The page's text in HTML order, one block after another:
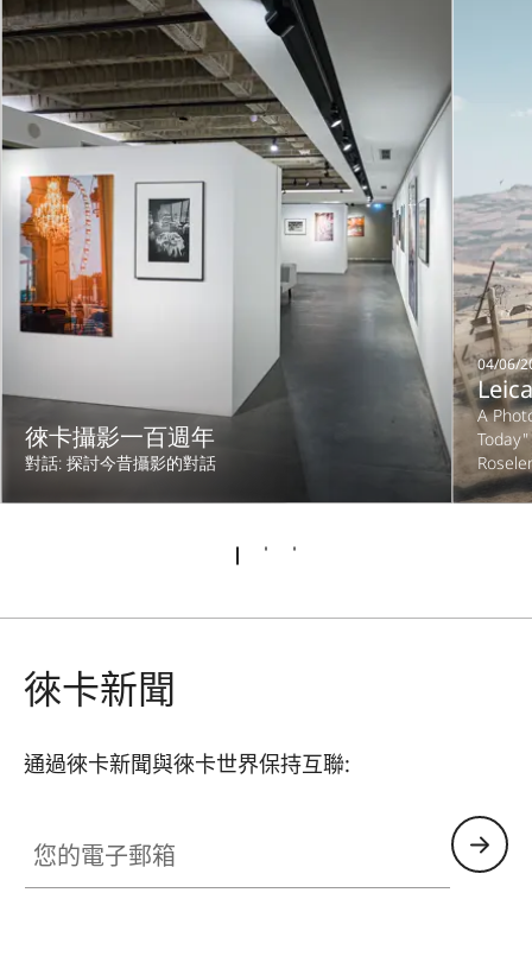
徠卡攝影一百週年
對話: 探討今昔攝影的對話
04/06/
A
徠卡新聞
通過徠卡新聞與徠卡世界保持互聯: